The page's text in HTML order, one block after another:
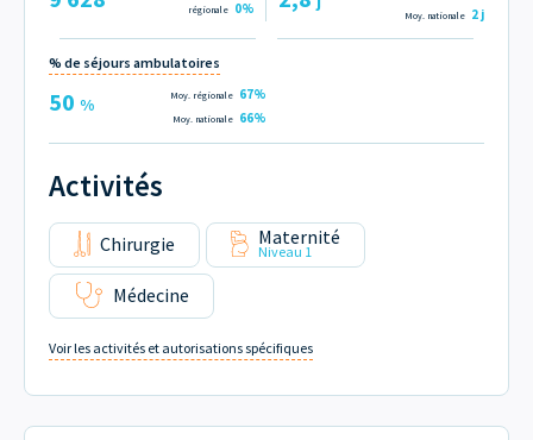
régionale 0% Moy. nationale 2 j
% de séjours ambulatoires
50 % Moy. régionale 67%
Moy. nationale 66%
Activités
Chirurgie Maternité
Niveau 1
Médecine
Voir les activités et autorisations spécifiques